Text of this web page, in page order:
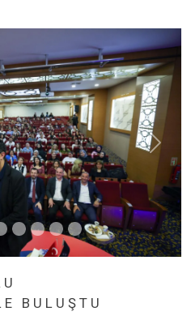
BULUŞTU